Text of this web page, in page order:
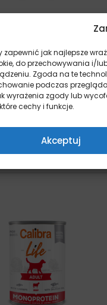
zapewnić jak najlepsze
do przechowywania i/
Zgoda na te
podczas
wyrażenia zgody lub
cechy i funkcje.
Akceptuj
RAW PALEO Adult Dog
– puszka dla psa
pies
Od:13,90zł
Wybierz opcje